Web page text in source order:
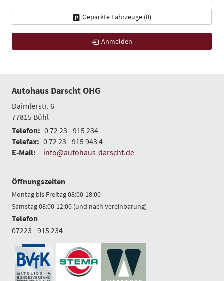
Geparkte Fahrzeuge (0)
Anmelden
Autohaus Darscht OHG
Daimlerstr. 6
77815 Bühl
Telefon: 0 72 23 - 915 234
Telefax: 0 72 23 - 915 943 4
E-Mail:
info@autohaus-darscht.de
Öffnungszeiten
Montag bis Freitag 08:00-18:00
Samstag 08:00-12:00 (und nach Vereinbarung)
Telefon
07223 - 915 234